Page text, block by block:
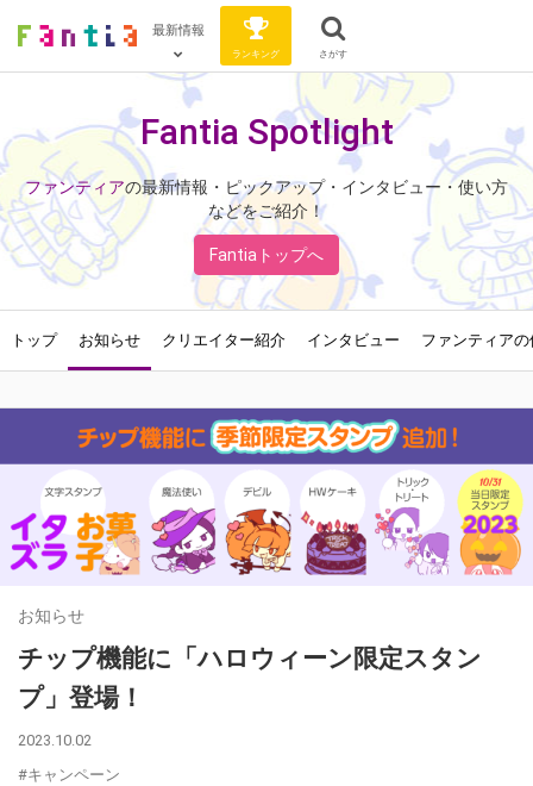
最新情報
ランキング さがす
Fantia Spotlight
ファンティアの最新情報・ピックアップ・インタビュー・使い方
などをご紹介！
Fantiaトップへ
トップ お知らせ クリエイター紹介 インタビュー ファンティア
お知らせ
チップ機能に「ハロウィーン限定スタン
プ」登場！
2023.10.02
#キャンペーン